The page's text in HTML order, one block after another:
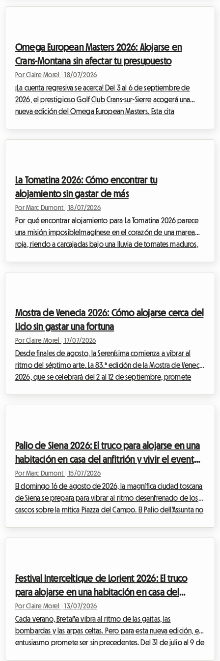
embargo, e...
Omega European Masters 2026: Alojarse en
Crans-Montana sin afectar tu presupuesto
Por Claire Morel 18/07/2026
¡La cuenta regresiva se acerca! Del 3 al 6 de septiembre de
2026, el prestigioso Golf Club Crans-sur-Sierre acogerá una
nueva edición del Omega European Masters. Esta cita
Los hoteles cuelgan el cartel de co...
La Tomatina 2026: Cómo encontrar tu
alojamiento sin gastar de más
Por Marc Dumont 18/07/2026
Por qué encontrar alojamiento para La Tomatina 2026 parece
una misión imposibleImagínese en el corazón de una marea
roja, riendo a carcajadas bajo una lluvia de tomates maduros,
celebrará el miércoles 26 de a...
Mostra de Venecia 2026: Cómo alojarse cerca del
Lido sin gastar una fortuna
Por Claire Morel 17/07/2026
Desde finales de agosto, la Serenísima comienza a vibrar al
ritmo del séptimo arte. La 83.ª edición de la Mostra de Venecia
2026, que se celebrará del 2 al 12 de septiembre, promete
cotas vertigi...
Palio de Siena 2026: El truco para alojarse en una
habitación en casa del anfitrión y vivir el evento
al mejor precio
Por Marc Dumont 15/07/2026
El domingo 16 de agosto de 2026, la magnífica ciudad toscana
de Siena se prepara para vibrar al ritmo desenfrenado de los
cascos sobre la mítica Piazza del Campo. El Palio dell'Assunta no
afluencia masiva...
Festival Interceltique de Lorient 2026: El truco
para alojarse en una habitación en casa del
anfitrión sin gastar de más
Por Claire Morel 13/07/2026
Cada verano, Bretaña vibra al ritmo de las gaitas, las
bombardas y las arpas celtas. Pero para esta nueva edición, el
entusiasmo promete ser sin precedentes. Del 31 de julio al 9 de